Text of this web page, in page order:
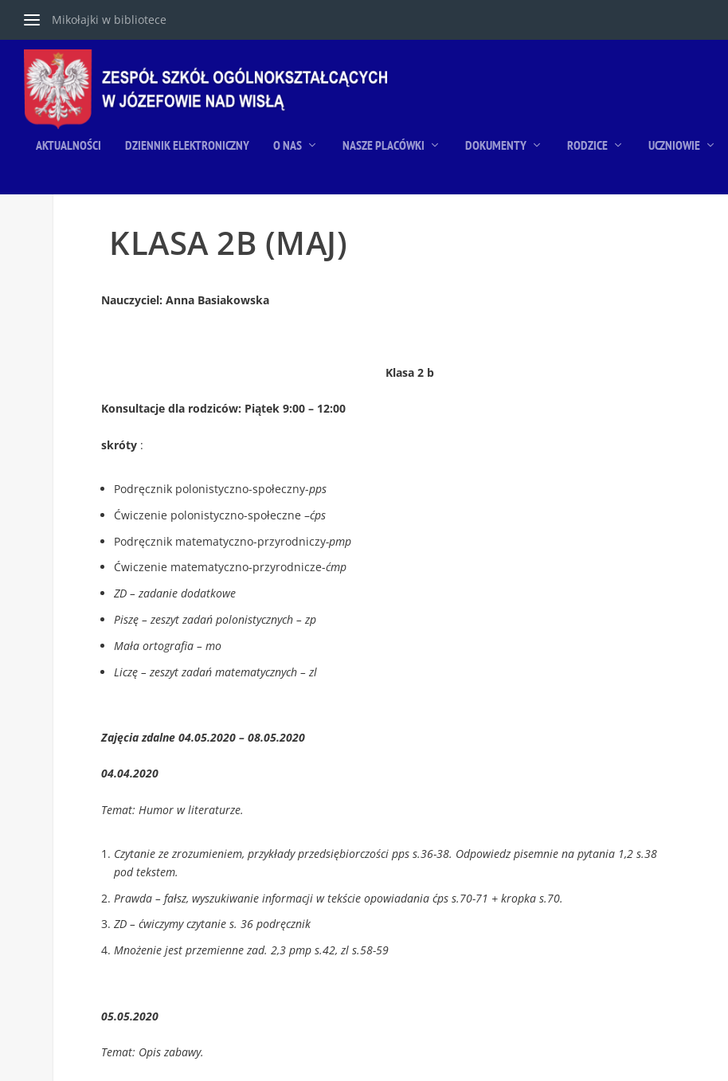
Mikołajki w bibliotece
AKTUALNOŚCI DZIENNIK ELEKTRONICZNY O NAS NASZE PLACÓWKI DOKUMENTY RODZICE UCZNIOWIE
KLASA 2B (MAJ)
Nauczyciel: Anna Basiakowska
Klasa 2 b
Konsultacje dla rodziców: Piątek 9:00 – 12:00
skróty :
Podręcznik polonistyczno-społeczny-pps
Ćwiczenie polonistyczno-społeczne –ćps
Podręcznik matematyczno-przyrodniczy-pmp
Ćwiczenie matematyczno-przyrodnicze-ćmp
ZD – zadanie dodatkowe
Piszę – zeszyt zadań polonistycznych – zp
Mała ortografia – mo
Liczę – zeszyt zadań matematycznych – zl
Zajęcia zdalne 04.05.2020 – 08.05.2020
04.04.2020
Temat: Humor w literaturze.
Czytanie ze zrozumieniem, przykłady przedsiębiorczości pps s.36-38. Odpowiedz pisemnie na pytania 1,2 s.38
pod tekstem.
Prawda – fałsz, wyszukiwanie informacji w tekście opowiadania ćps s.70-71 + kropka s.70.
ZD – ćwiczymy czytanie s. 36 podręcznik
Mnożenie jest przemienne zad. 2,3 pmp s.42, zl s.58-59
05.05.2020
Temat: Opis zabawy.